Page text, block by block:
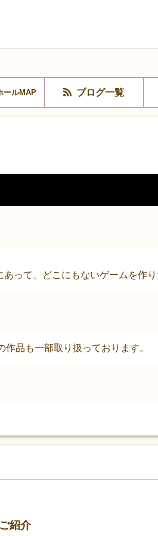
ールMAP ブログ一覧
って、どこにもないゲームを作り
品も一部取り扱っております。
紹介